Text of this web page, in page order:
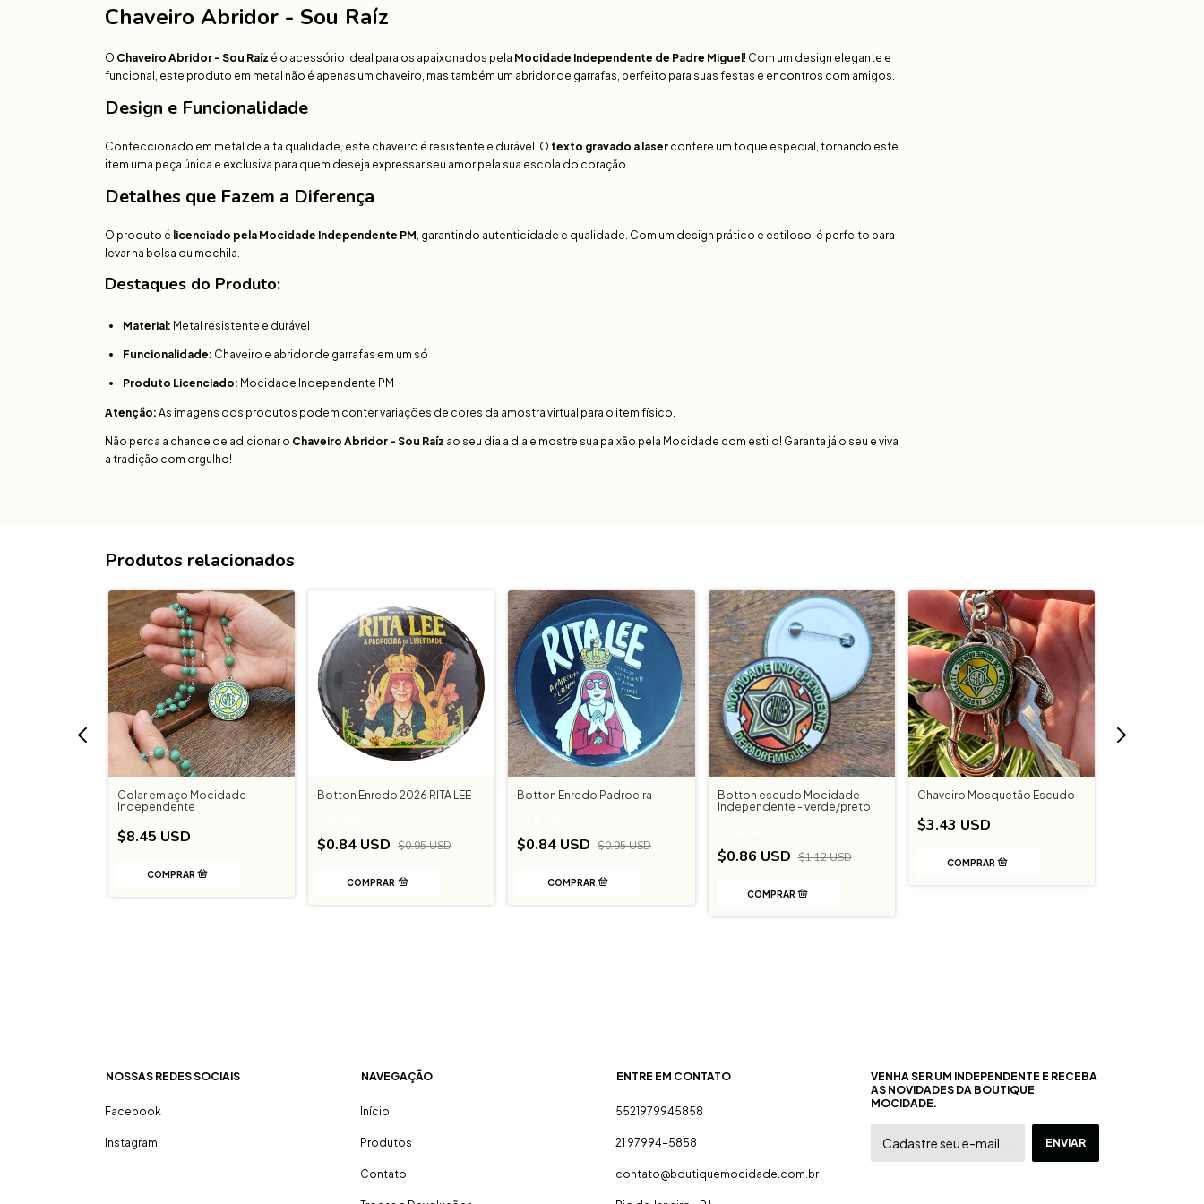
Chaveiro Abridor - Sou Raíz
O Chaveiro Abridor - Sou Raíz é o acessório ideal para os apaixonados pela Mocidade Independente de Padre Miguel ! Com um design elegante e
funcional, este produto em metal não é apenas um chaveiro, mas também um abridor de garrafas, perfeito para suas festas e encontros com amigos.
Design e Funcionalidade
Confeccionado em metal de alta qualidade, este chaveiro é resistente e durável. O texto gravado a laser confere um toque especial, tornando este
item uma peça única e exclusiva para quem deseja expressar seu amor pela sua escola do coração.
Detalhes que Fazem a Diferença
O produto é licenciado pela Mocidade Independente PM , garantindo autenticidade e qualidade. Com um design prático e estiloso, é perfeito para
levar na bolsa ou mochila.
Destaques do Produto:
Material: Metal resistente e durável
Funcionalidade: Chaveiro e abridor de garrafas em um só
Produto Licenciado: Mocidade Independente PM
Atenção: As imagens dos produtos podem conter variações de cores da amostra virtual para o item físico.
Não perca a chance de adicionar o Chaveiro Abridor - Sou Raíz ao seu dia a dia e mostre sua paixão pela Mocidade com estilo! Garanta já o seu e viva
a tradição com orgulho!
Produtos relacionados
Colar em aço Mocidade
Independente
$8.45 USD
Botton Enredo 2026 RITA LEE
$0.84 USD $0.95 USD
Botton Enredo Padroeira
$0.84 USD $0.95 USD
Botton escudo Mocidade
Independente - verde/preto
$0.86 USD $1.12 USD
Chaveiro Mosquetão Escudo
$3.43 USD
NOSSAS REDES SOCIAIS
Facebook
Instagram
NAVEGAÇÃO
Início
Produtos
Contato
ENTRE EM CONTATO
5521979945858
21 97994-5858
contato@boutiquemocidade.com.br
VENHA SER UM INDEPENDENTE E RECEBA
AS NOVIDADES DA BOUTIQUE
MOCIDADE.